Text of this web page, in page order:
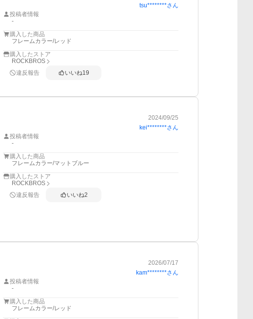
tsu********さん
投稿者情報
-
購入した商品
フレームカラー/レッド
購入したストア
ROCKBROS
違反報告
いいね19
2024/09/25
kei********さん
投稿者情報
-
購入した商品
フレームカラー/マットブルー
購入したストア
ROCKBROS
違反報告
いいね2
2026/07/17
kam********さん
投稿者情報
-
購入した商品
フレームカラー/レッド